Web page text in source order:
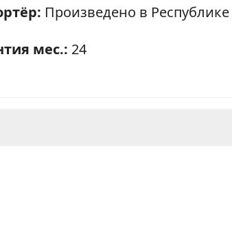
Произведено в Республике
мес.: 24